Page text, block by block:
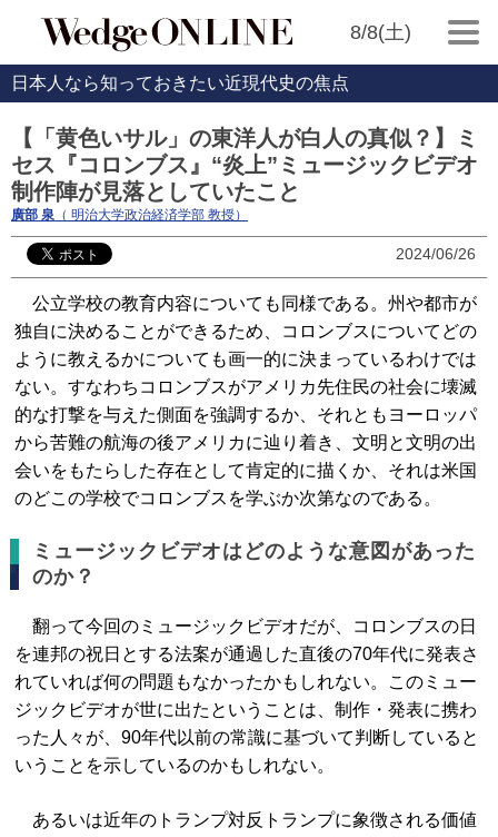
8/8(土)
日本人なら知っておきたい近現代史の焦点
【「黄色いサル」の東洋人が白人の真似？】ミ
セス『コロンブス』“炎上”ミュージックビデオ
制作陣が見落としていたこと
廣部 泉 （ 明治大学政治経済学部 教授）
2024/06/26
公立学校の教育内容についても同様である。州や都市が
独自に決めることができるため、コロンブスについてどの
ように教えるかについても画一的に決まっているわけでは
ない。すなわちコロンブスがアメリカ先住民の社会に壊滅
的な打撃を与えた側面を強調するか、それともヨーロッパ
から苦難の航海の後アメリカに辿り着き、文明と文明の出
会いをもたらした存在として肯定的に描くか、それは米国
のどこの学校でコロンブスを学ぶか次第なのである。
ミュージックビデオはどのような意図があった
のか？
翻って今回のミュージックビデオだが、コロンブスの日
を連邦の祝日とする法案が通過した直後の70年代に発表さ
れていれば何の問題もなかったかもしれない。このミュー
ジックビデオが世に出たということは、制作・発表に携わ
った人々が、90年代以前の常識に基づいて判断していると
いうことを示しているのかもしれない。
あるいは近年のトランプ対反トランプに象徴される価値